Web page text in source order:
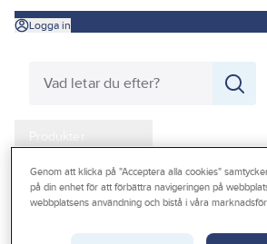
Logga in
Produkter
Kampanjer
Outlet
Gelia Produkter Förbrukningsvaror
Genom att klicka på "Acceptera alla cookies"
på din enhet för att förbättra navigeringen på
webbplatsens användning och bistå i våra